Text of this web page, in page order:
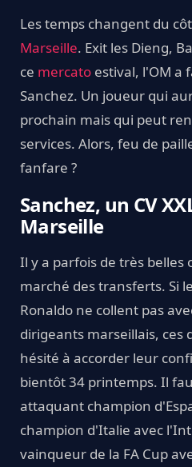
Les temps changent du
Marseille. Exit les Dieng,
ce mercato estival, l'OM a
Sanchez. Un joueur qui
prochain mais qui peut
services. Alors, feu de
fanfare ?
Sanchez, un CV
Marseille
Il y a parfois de très belles
marché des transferts. Si
Ronaldo ne collent pas
dirigeants marseillais, ces
hésité à accorder leur
bientôt 34 printemps. Il
attaquant champion
champion d'Italie avec
vainqueur de la FA Cup